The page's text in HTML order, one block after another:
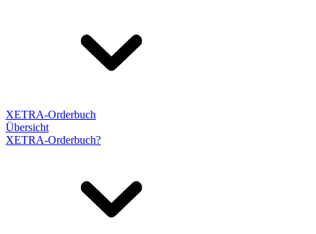
XETRA-Orderbuch
Übersicht
XETRA-Orderbuch?